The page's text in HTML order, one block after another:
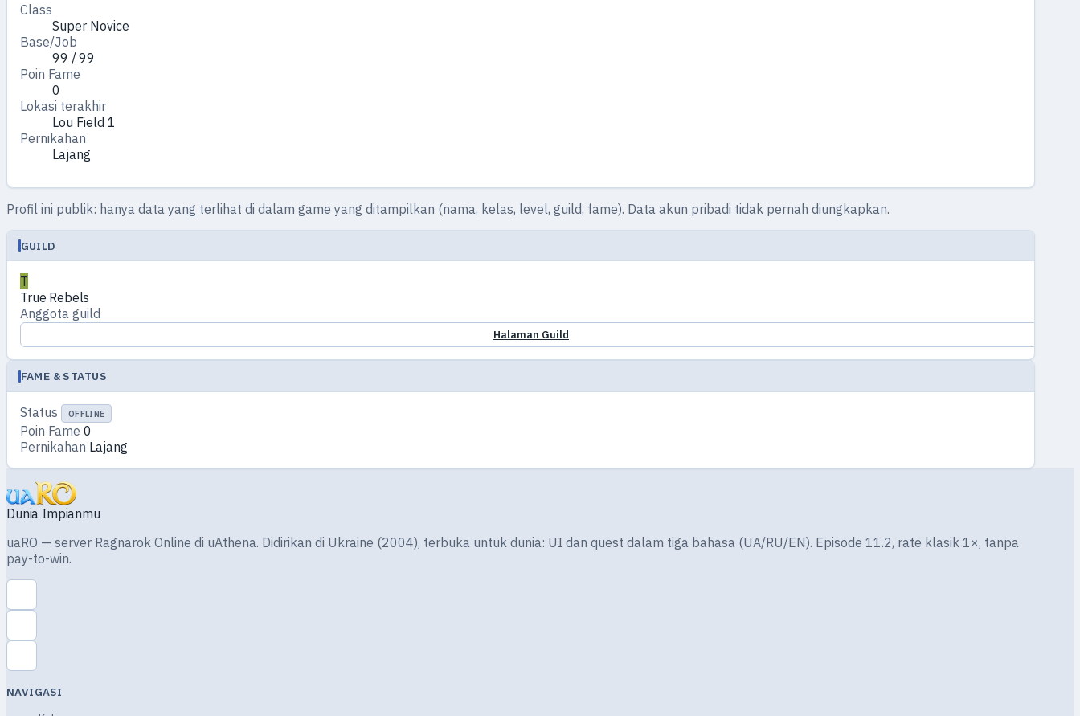
Class
Super Novice
Base/Job
99 / 99
Poin Fame
0
Lokasi terakhir
Lou Field 1
Pernikahan
Lajang
Profil ini publik: hanya data yang terlihat di dalam game yang ditampilkan (nama, kelas, level, guild, fame). Data akun pribadi tidak pernah diungkapkan.
GUILD
T
True Rebels
Anggota guild
Halaman Guild
FAME & STATUS
Status OFFLINE
Poin Fame 0
Pernikahan Lajang
Dunia Impianmu
uaRO — server Ragnarok Online di uAthena. Didirikan di Ukraine (2004), terbuka untuk dunia: UI dan quest dalam tiga bahasa (UA/RU/EN). Episode 11.2, rate klasik 1×, tanpa
pay-to-win.
NAVIGASI